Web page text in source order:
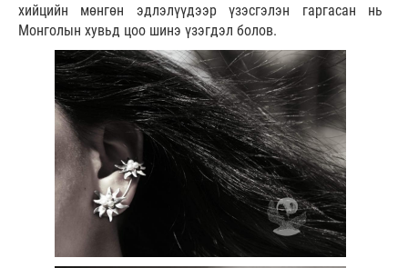
хийцийн мөнгөн эдлэлүүдээр үзэсгэлэн гаргасан нь
Монголын хувьд цоо шинэ үзэгдэл болов.